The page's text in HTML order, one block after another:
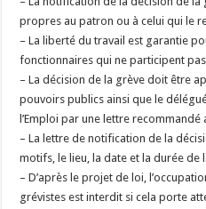
propres au patron ou à celui qui le
– La liberté du travail est garantie
fonctionnaires qui ne participent
– La décision de la grève doit être
pouvoirs publics ainsi que le
l’Emploi par une lettre
– La lettre de notification de la
motifs, le lieu, la date et la durée de
– D’après le projet de loi,
grévistes est interdit si cela porte